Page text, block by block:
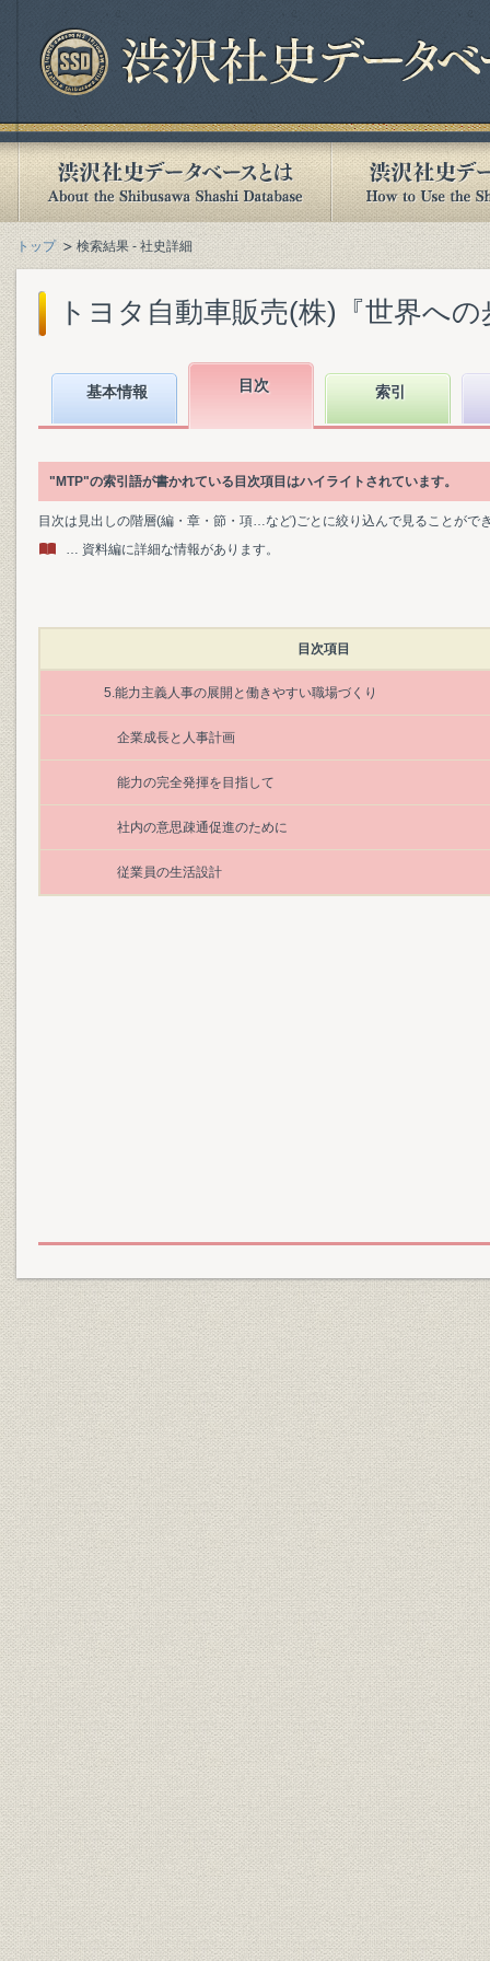
トップ 検索結果 - 社史詳細
トヨタ自動車販売(株)『世界へ
基本情報 目次 索引
"MTP"の索引語が書かれている目次項目はハイライトされています。
目次は見出しの階層(編・章・節・項…など)ごとに絞り込んで見ることがで
… 資料編に詳細な情報があります。
目次項目
5.能力主義人事の展開と働きやすい職場づくり
企業成長と人事計画
能力の完全発揮を目指して
社内の意思疎通促進のために
従業員の生活設計